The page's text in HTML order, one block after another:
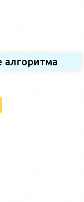
алгоритма